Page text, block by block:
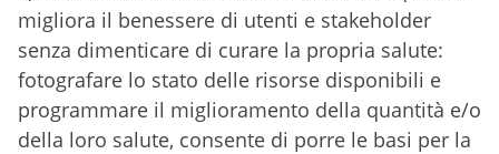
migliora il benessere di utenti e stakeholder
senza dimenticare di curare la propria salute:
fotografare lo stato delle risorse disponibili e
programmare il miglioramento della quantità e/o
della loro salute, consente di porre le basi per la